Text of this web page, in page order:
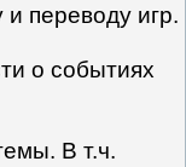
и переводу игр.
о событиях
В т.ч.